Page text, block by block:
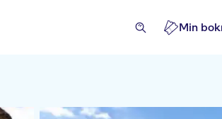
Min